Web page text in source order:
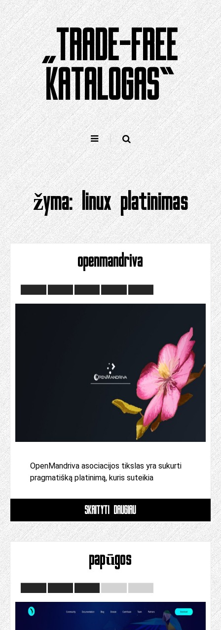
Pereiti
prie
turinio
„TRADE-FREE
KATALOGAS“
žyma:linux platinimas
openmandriva
OpenMandriva asociacijos tikslas yra sukurti
pragmatišką platinimą, kuris suteikia
SKAITYTI DAUGIAU
papūgos